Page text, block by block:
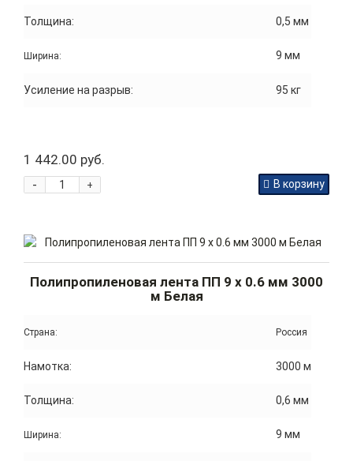
Толщина: 0,5 мм
Ширина: 9 мм
Усиление на разрыв: 95 кг
1 442.00 руб.
+
- В корзину
Полипропиленовая лента ПП 9 x 0.6 мм 3000
м Белая
Страна: Россия
Намотка: 3000 м
Толщина: 0,6 мм
Ширина: 9 мм